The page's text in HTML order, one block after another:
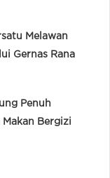
Melawan
Gernas Rana
Penuh
Makan Bergizi